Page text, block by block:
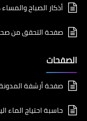
أذكار الصباح
صفحة التحقق من صحة
الصفحات
صفحة أرشفة
حاسبة احتياج الماء